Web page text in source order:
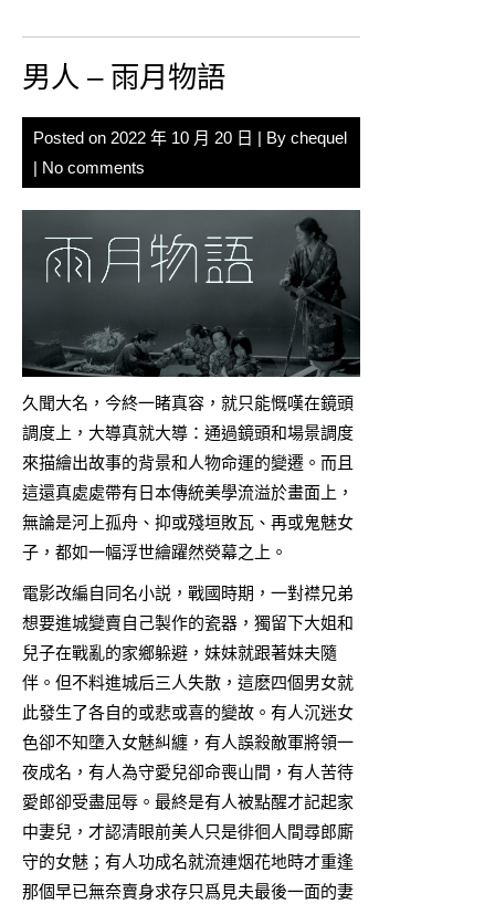
男人 – 雨月物語
Posted on 2022 年 10 月 20 日 | By chequel
No comments
久聞大名，今終一睹真容，就只能慨嘆在鏡頭
調度上，大導真就大導：通過鏡頭和場景調度
來描繪出故事的背景和人物命運的變遷。而且
這還真處處帶有日本傳統美學流溢於畫面上，
無論是河上孤舟、抑或殘垣敗瓦、再或鬼魅女
子，都如一幅浮世繪躍然熒幕之上。
電影改編自同名小説，戰國時期，一對襟兄弟
想要進城變賣自己製作的瓷器，獨留下大姐和
兒子在戰亂的家鄉躲避，妹妹就跟著妹夫隨
伴。但不料進城后三人失散，這麽四個男女就
此發生了各自的或悲或喜的變故。有人沉迷女
色卻不知墮入女魅糾纏，有人誤殺敵軍將領一
夜成名，有人為守愛兒卻命喪山間，有人苦待
愛郎卻受盡屈辱。最終是有人被點醒才記起家
中妻兒，才認清眼前美人只是徘徊人間尋郎廝
守的女魅；有人功成名就流連烟花地時才重逢
那個早已無奈賣身求存只爲見夫最後一面的妻